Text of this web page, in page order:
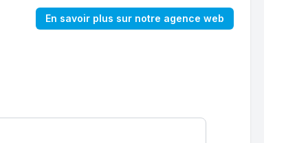
En savoir plus sur notre agence web